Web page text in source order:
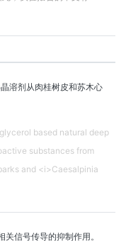
溶剂从肉桂树皮和苏木心
based natural deep
substances from
and <i>Caesalpinia
信号传导的抑制作用。